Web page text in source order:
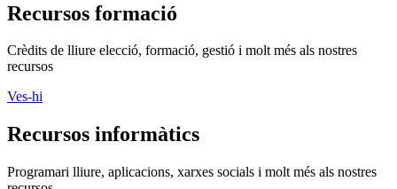
Recursos formació
Crèdits de lliure elecció, formació, gestió i molt més als nostres
recursos
Ves-hi
Recursos informàtics
Programari lliure, aplicacions, xarxes socials i molt més als nostres